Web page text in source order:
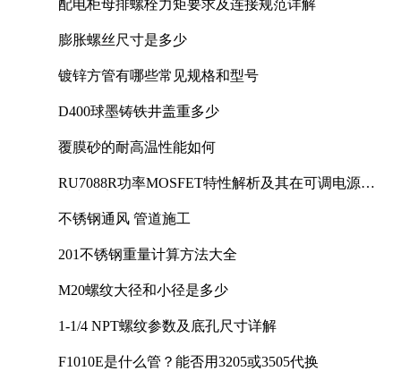
配电柜母排螺栓力矩要求及连接规范详解
膨胀螺丝尺寸是多少
镀锌方管有哪些常见规格和型号
D400球墨铸铁井盖重多少
覆膜砂的耐高温性能如何
RU7088R功率MOSFET特性解析及其在可调电源设
不锈钢通风 管道施工
201不锈钢重量计算方法大全
M20螺纹大径和小径是多少
1-1/4 NPT螺纹参数及底孔尺寸详解
F1010E是什么管？能否用3205或3505代换